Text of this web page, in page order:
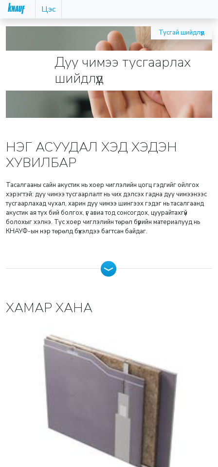
Цэс
Дуу чимээ тусгаарлах
шийдлүүд
НЭГ АСУУДАЛ ХЭД ХЭДЭН
ХУВИЛБАР
Тасалгааны сайн акустик нь хоер чиглэлийн цогц гэдгийг ойлгох
хэрэгтэй: дуу чимээ тусгаарлалт нь чих дэлсэх гадна дуу чимээнээс
тусгаарлахад чухал, харин дуу чимээ шингээх гэдэг нь тасалгаанд
акустик ая тух бий болгох, үг авиа тод сонсогдох, цуурайтахгүй
болохыг хэлнэ. Тус хоер чиглэлийн төрөл бүрийн материалууд нь
КНАУФ-ын нэр төрөлд бүхэлдээ багтсан байдаг.
ХАМАР ХАНА
Тусгай шийдлүүд